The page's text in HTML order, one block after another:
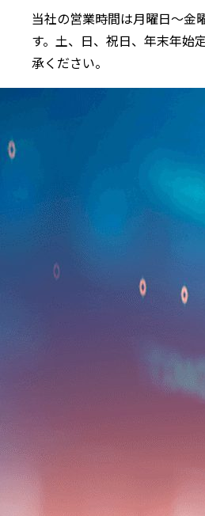
当社の営業時間は月曜日～金
す。土、日、祝日、年末年始
承ください。